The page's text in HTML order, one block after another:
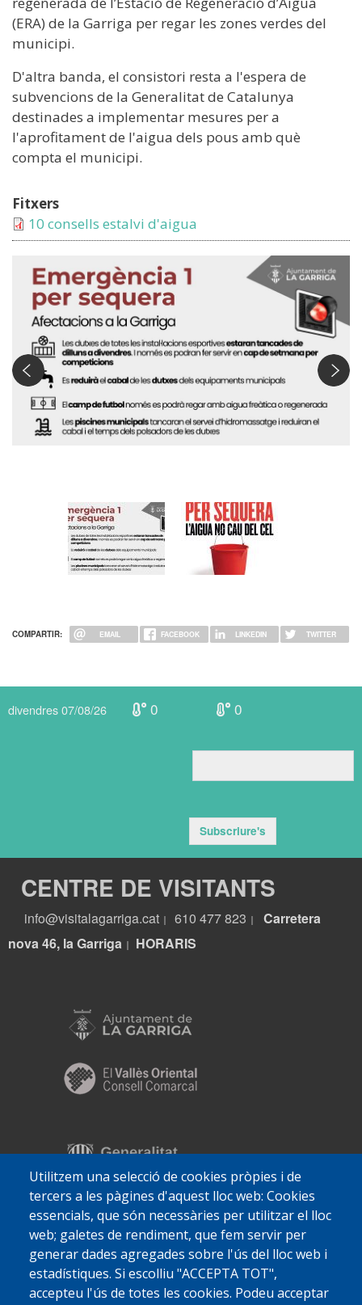
(ERA) de la Garriga per regar les zones verdes del
municipi.
D'altra banda, el consistori resta a l'espera de
subvencions de la Generalitat de Catalunya
destinades a implementar mesures per a
l'aprofitament de l'aigua dels pous amb què
compta el municipi.
Fitxers
10 consells estalvi d'aigua
COMPARTIR: EMAIL FACEBOOK LINKEDIN TWITTER
Utilitzem una selecció de cookies pròpies i de
tercers a les pàgines d'aquest lloc web: Cookies
essencials, que són necessàries per utilitzar el lloc
web; galetes de rendiment, que fem servir per
generar dades agregades sobre l'ús del lloc web i
estadístiques. Si escolliu "ACCEPTA TOT",
accepteu l'ús de totes les cookies. Podeu acceptar
divendres 07/08/26 0 0
Subscriure's
CENTRE DE VISITANTS
info@visitalagarriga.cat 610 477 823
Carretera
nova 46, la Garriga
HORARIS